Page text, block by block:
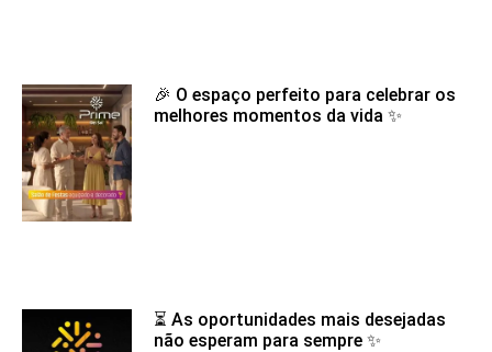
🎉 O espaço perfeito para celebrar os
melhores momentos da vida ✨
⏳ As oportunidades mais desejadas
não esperam para sempre ✨